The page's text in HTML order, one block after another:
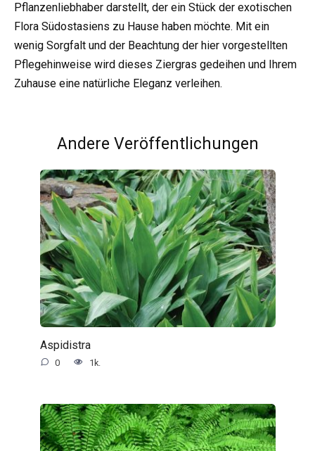
Pflanzenliebhaber darstellt, der ein Stück der exotischen
Flora Südostasiens zu Hause haben möchte. Mit ein
wenig Sorgfalt und der Beachtung der hier vorgestellten
Pflegehinweise wird dieses Ziergras gedeihen und Ihrem
Zuhause eine natürliche Eleganz verleihen.
Andere Veröffentlichungen
Aspidistra
0 1k.